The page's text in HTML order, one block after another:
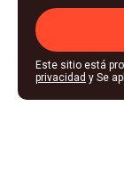
Este sitio está
privacidad y Se